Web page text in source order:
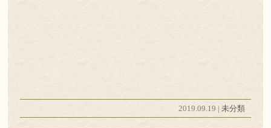
2019.09.19 | 未分類